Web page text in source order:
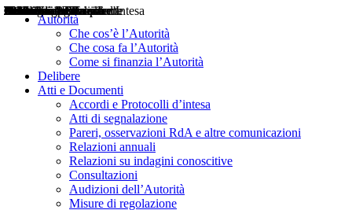
Autorità
Che cos’è l’Autorità
Che cosa fa l’Autorità
Come si finanzia l’Autorità
Delibere
Atti e Documenti
Accordi e Protocolli d’intesa
Atti di segnalazione
Pareri, osservazioni RdA e altre comunicazioni
Relazioni annuali
Relazioni su indagini conoscitive
Consultazioni
Audizioni dell’Autorità
Misure di regolazione
Delibere
Pareri
Consultazioni
Audizioni
Atti di Segnalazione
Accordi e Protocolli d'Intesa
Relazioni annuali
Misure di regolazione
Notizie
Comunicati Stampa
Bollettini ART
Convegni ART
Interviste del Presidente
Articoli in primo piano
Interventi del Presidente
2004
2005
2010
2013
2014
2015
2016
2017
2018
2019
202
2020
2021
2022
2023
2024
2025
2026
Aereo
Marittimo
Terrestre